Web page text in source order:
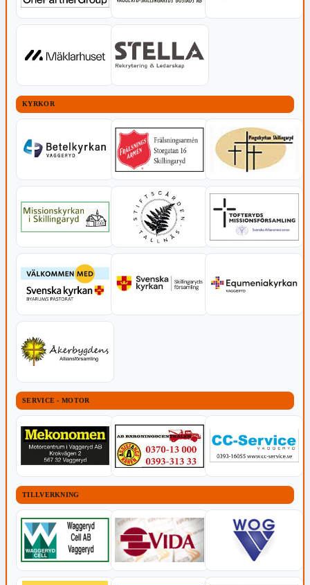
KYRKOR
SERVICE - MOTOR
TILLVERKNING